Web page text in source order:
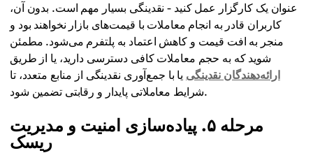
عنوان یک کارگزار عمل کنید - نقدینگی بسیار مهم است. بدون آن،
کاربران قادر به انجام معاملات با قیمت‌های بازار نخواهند بود و
منجر به افت قیمت و کاهش اعتماد به پلتفرم می‌شود. مطمئن
شوید که به حجم معاملات کافی دسترسی دارید، یا از طریق
ارائه‌دهندگان نقدینگی یا با جمع‌آوری نقدینگی از منابع متعدد، تا
شرایط معاملاتی پایدار و رقابتی تضمین شود.
مرحله ۵. پیاده‌سازی امنیت و مدیریت
ریسک